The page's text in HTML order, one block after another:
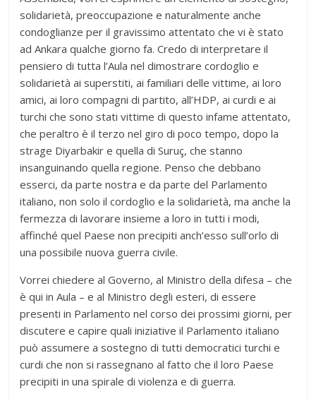
solidarietà, preoccupazione e naturalmente anche
condoglianze per il gravissimo attentato che vi è stato
ad Ankara qualche giorno fa. Credo di interpretare il
pensiero di tutta l’Aula nel dimostrare cordoglio e
solidarietà ai superstiti, ai familiari delle vittime, ai loro
amici, ai loro compagni di partito, all’HDP, ai curdi e ai
turchi che sono stati vittime di questo infame attentato,
che peraltro è il terzo nel giro di poco tempo, dopo la
strage Diyarbakir e quella di Suruç, che stanno
insanguinando quella regione. Penso che debbano
esserci, da parte nostra e da parte del Parlamento
italiano, non solo il cordoglio e la solidarietà, ma anche la
fermezza di lavorare insieme a loro in tutti i modi,
affinché quel Paese non precipiti anch’esso sull’orlo di
una possibile nuova guerra civile.
Vorrei chiedere al Governo, al Ministro della difesa – che
è qui in Aula – e al Ministro degli esteri, di essere
presenti in Parlamento nel corso dei prossimi giorni, per
discutere e capire quali iniziative il Parlamento italiano
può assumere a sostegno di tutti democratici turchi e
curdi che non si rassegnano al fatto che il loro Paese
precipiti in una spirale di violenza e di guerra.